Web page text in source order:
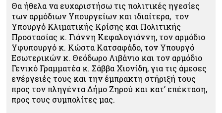
Θα ήθελα να ευχαριστήσω τις πολιτικές ηγεσίες
των αρμόδιων Υπουργείων και ιδιαίτερα, τον
Υπουργό Κλιματικής Κρίσης και Πολιτικής
Προστασίας κ. Γιάννη Κεφαλογιάννη, τον αρμόδιο
Υφυπουργό κ. Κώστα Κατσαφάδο, τον Υπουργό
Εσωτερικών κ. Θεόδωρο Λιβάνιο και τον αρμόδιο
Γενικό Γραμματέα κ. Σάββα Χιονίδη, για τις άμεσες
ενέργειές τους και την έμπρακτη στήριξή τους
προς τον πληγέντα Δήμο Ζηρού και κατ’ επέκταση,
προς τους συμπολίτες μας.